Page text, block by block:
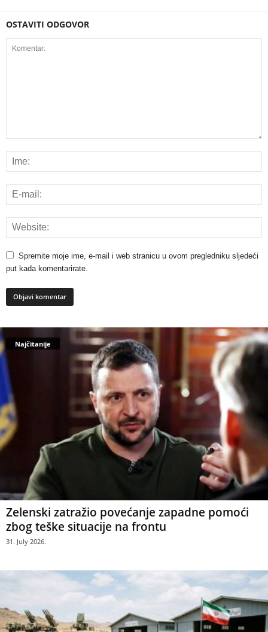
OSTAVITI ODGOVOR
Spremite moje ime, e-mail i web stranicu u ovom pregledniku sljedeći
put kada komentarirate.
Najčitanije
Zelenski zatražio povećanje zapadne pomoći
zbog teške situacije na frontu
31. July 2026.